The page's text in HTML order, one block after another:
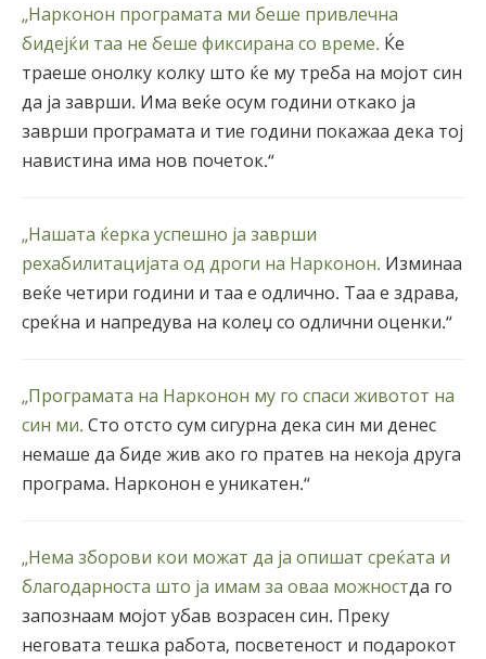
„Нарконон програмата ми беше привлечна
бидејќи таа не беше фиксирана со време. Ќе
траеше онолку колку што ќе му треба на мојот син
да ја заврши. Има веќе осум години откако ја
заврши програмата и тие години покажаа дека тој
навистина има нов почеток.“
„Нашата ќерка успешно ја заврши
рехабилитацијата од дроги на Нарконон. Изминаа
веќе четири години и таа е одлично. Таа е здрава,
среќна и напредува на колеџ со одлични оценки.“
„Програмата на Нарконон му го спаси животот на
син ми. Сто отсто сум сигурна дека син ми денес
немаше да биде жив ако го пратев на некоја друга
програма. Нарконон е уникатен.“
„Нема зборови кои можат да ја опишат среќата и
благодарноста што ја имам за оваа можностда го
запознаам мојот убав возрасен син. Преку
неговата тешка работа, посветеност и подарокот